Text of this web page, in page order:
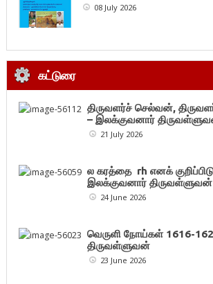
08 July 2026
கட்டுரை
திருவளர்ச் செல்வன்,
– இலக்குவனார்
21 July 2026
ல கரத்தை rh எனக்
இலக்குவனார் திருவள்ளுவன்
24 June 2026
வெருளி நோய்கள் 1616-
திருவள்ளுவன்
23 June 2026